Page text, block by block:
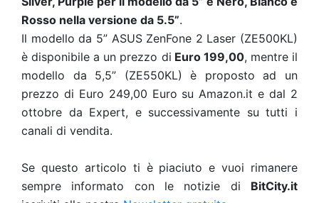
Rosso nella versione da 5.5”.
Il modello da 5” ASUS ZenFone 2 Laser (ZE500KL)
è disponibile a un prezzo di Euro 199,00, mentre il
modello da 5,5” (ZE550KL) è proposto ad un
prezzo di Euro 249,00 Euro su Amazon.it e dal 2
ottobre da Expert, e successivamente su tutti i
canali di vendita.
Se questo articolo ti è piaciuto e vuoi rimanere
sempre informato con le notizie di BitCity.it